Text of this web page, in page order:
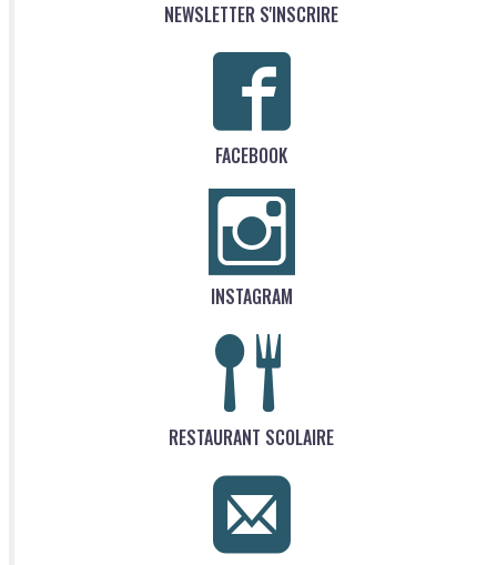
NEWSLETTER S'INSCRIRE
FACEBOOK
INSTAGRAM
RESTAURANT SCOLAIRE